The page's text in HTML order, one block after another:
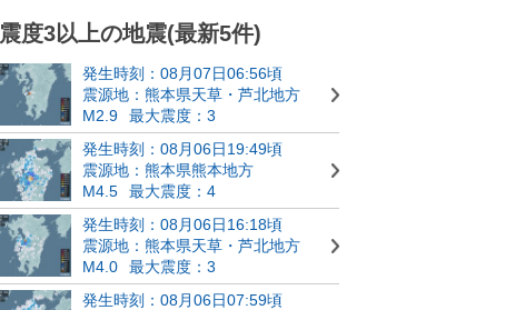
震度3以上の地震(最新5件)
発生時刻：08月07日06:56頃
震源地：熊本県天草・芦北地方
M2.9
最大震度：3
発生時刻：08月06日19:49頃
震源地：熊本県熊本地方
M4.5
最大震度：4
発生時刻：08月06日16:18頃
震源地：熊本県天草・芦北地方
M4.0
最大震度：3
発生時刻：08月06日07:59頃